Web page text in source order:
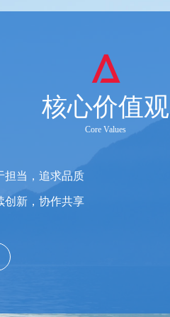
核心价值观
Core Values
担当，追求品质
创新，协作共享